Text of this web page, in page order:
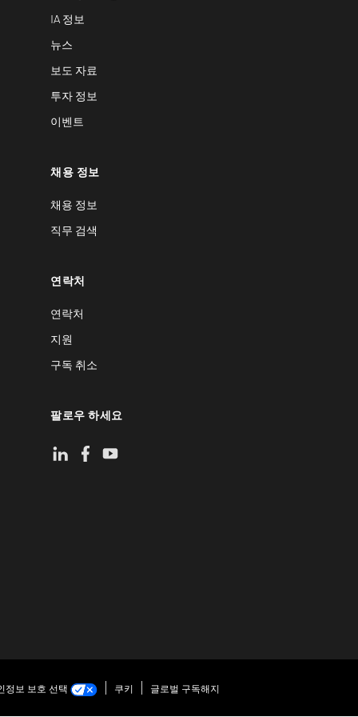
IA 정보
뉴스
보도 자료
투자 정보
이벤트
채용 정보
채용 정보
직무 검색
연락처
연락처
지원
구독 취소
팔로우 하세요
정보 보호 선택 쿠키 글로벌 구독해지